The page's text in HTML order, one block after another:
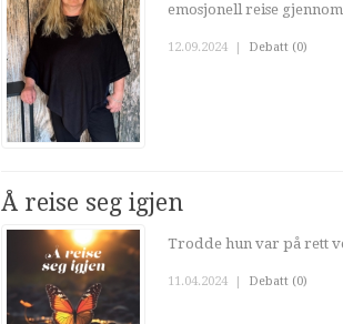
emosjonell reise
12.09.2024 Debatt (0)
Å reise seg igjen
Trodde hun var på rett
11.04.2024 | Debatt (0)